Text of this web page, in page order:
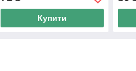
Купити